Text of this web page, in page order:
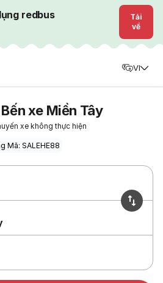
redbus
Tải
về
VI
xe Miền Tây
xe không thực hiện
Mã: SALEHE88